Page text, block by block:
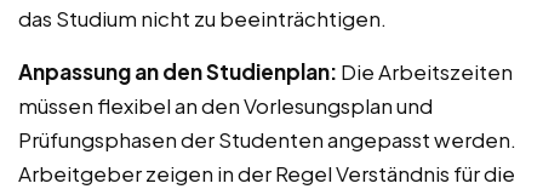
das Studium nicht zu beeinträchtigen.
Anpassung an den Studienplan: Die Arbeitszeiten
müssen flexibel an den Vorlesungsplan und
Prüfungsphasen der Studenten angepasst werden.
Arbeitgeber zeigen in der Regel Verständnis für die